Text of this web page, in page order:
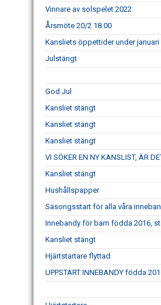
Vinnare av solspelet 2022
Årsmöte 20/2 18.00
Kansliets öppettider under januari
Julstängt
God Jul
Kansliet stängt
Kansliet stängt
Kansliet stängt
VI SÖKER EN NY KANSLIST, ÄR
Kansliet stängt
Hushållspapper
Säsongsstart för alla våra
Innebandy för barn födda 2016,
Kansliet stängt
Hjärtstartare flyttad
UPPSTART INNEBANDY födda